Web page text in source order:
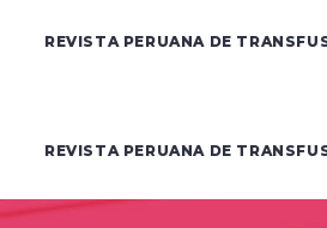
REVISTA PERUANA DE
REVISTA PERUANA DE